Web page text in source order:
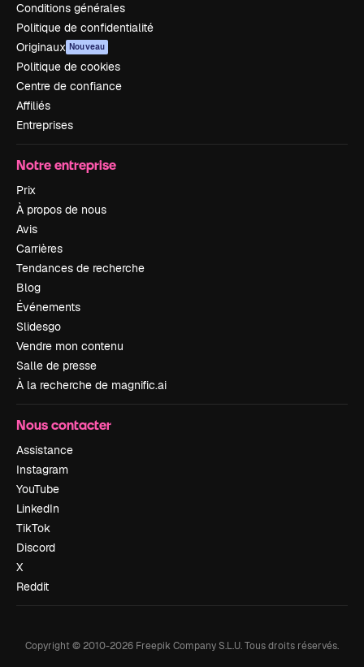
Conditions générales
Politique de confidentialité
Originaux Nouveau
Politique de cookies
Centre de confiance
Affiliés
Entreprises
Notre entreprise
Prix
À propos de nous
Avis
Carrières
Tendances de recherche
Blog
Événements
Slidesgo
Vendre mon contenu
Salle de presse
À la recherche de magnific.ai
Nous contacter
Assistance
Instagram
YouTube
LinkedIn
TikTok
Discord
X
Reddit
Copyright © 2010-2026 Freepik Company S.L.U.Tous droits réservés.